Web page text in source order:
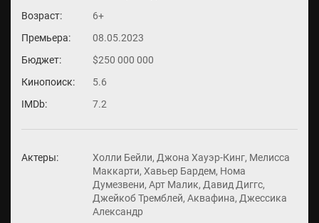
Возраст:
6+
Премьера:
08.05.2023
Бюджет:
$250 000 000
Кинопоиск:
5.6
IMDb:
7.2
Актеры:
Холли Бейли, Джона Хауэр-Кинг, Мелисса
Маккарти, Хавьер Бардем, Нома
Думезвени, Арт Малик, Давид Диггс,
Джейкоб Тремблей, Аквафина, Джессика
Александр